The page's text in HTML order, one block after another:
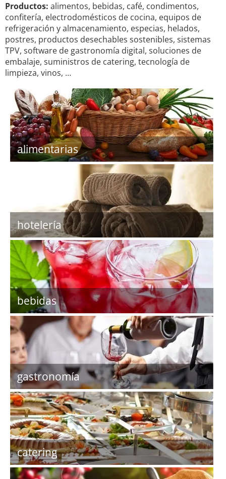
Productos: alimentos, bebidas, café, condimentos,
confitería, electrodomésticos de cocina, equipos de
refrigeración y almacenamiento, especias, helados,
postres, productos desechables sostenibles, sistemas
TPV, software de gastronomía digital, soluciones de
embalaje, suministros de catering, tecnología de
limpieza, vinos, …
alimentarias
hotelería
bebidas
gastronomía
catering